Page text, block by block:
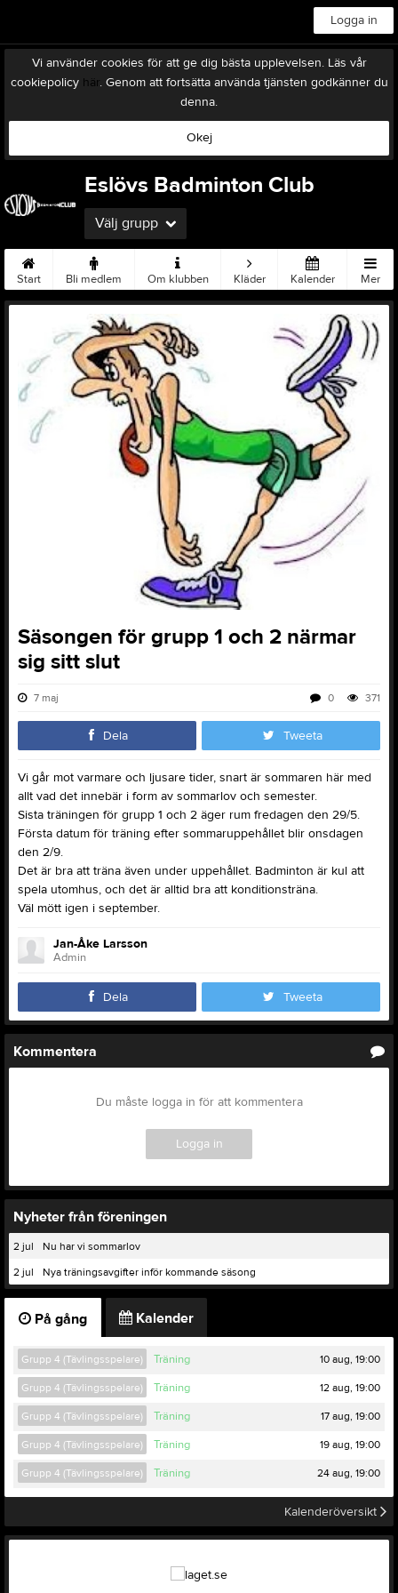
Logga in
Vi använder cookies för att ge dig bästa upplevelsen. Läs vår
cookiepolicy här. Genom att fortsätta använda tjänsten godkänner du
denna.
Okej
Eslövs Badminton Club
Välj grupp
Start Bli medlem Om klubben Kläder Kalender Mer
Säsongen för grupp 1 och 2 närmar
sig sitt slut
7 maj 371
0
Dela Tweeta
Vi går mot varmare och ljusare tider, snart är sommaren här med
allt vad det innebär i form av sommarlov och semester.
Sista träningen för grupp 1 och 2 äger rum fredagen den 29/5.
Första datum för träning efter sommaruppehållet blir onsdagen
den 2/9.
Det är bra att träna även under uppehållet. Badminton är kul att
spela utomhus, och det är alltid bra att konditionsträna.
Väl mött igen i september.
Jan-Åke Larsson
Admin
Dela Tweeta
Kommentera
Du måste logga in för att kommentera
Logga in
Nyheter från föreningen
2 jul
Nu har vi sommarlov
2 jul
Nya träningsavgifter inför kommande säsong
På gång Kalender
Grupp 4 (Tävlingsspelare) Träning 10 aug, 19:00
Grupp 4 (Tävlingsspelare) Träning 12 aug, 19:00
Grupp 4 (Tävlingsspelare) Träning 17 aug, 19:00
Grupp 4 (Tävlingsspelare) Träning 19 aug, 19:00
Grupp 4 (Tävlingsspelare) Träning 24 aug, 19:00
Kalenderöversikt